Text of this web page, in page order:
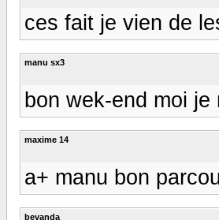
ces fait je vien de
manu sx3
bon wek-end moi
maxime 14
a+ manu bon
bevanda